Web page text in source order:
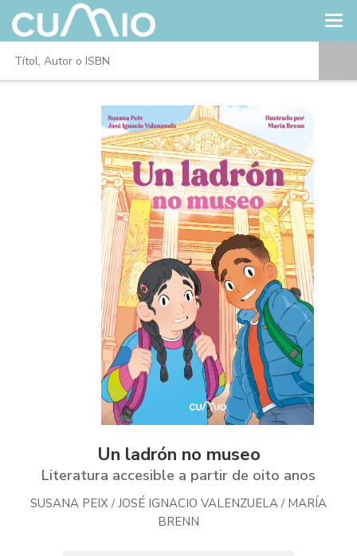
Un ladrón no museo
Literatura accesible a partir de oito anos
SUSANA PEIX / JOSÉ IGNACIO VALENZUELA / MARÍA
BRENN